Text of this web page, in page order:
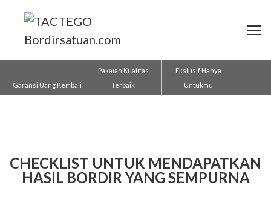
Garansi Uang Kembali
Pakaian Kualitas
Terbaik
Ekslusif Hanya
Untukmu
CHECKLIST UNTUK MENDAPATKAN
HASIL BORDIR YANG SEMPURNA